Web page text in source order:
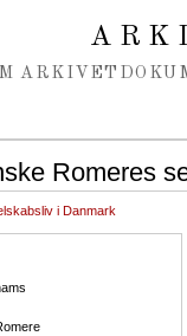
ARKIVET
Romeres
i Danmark